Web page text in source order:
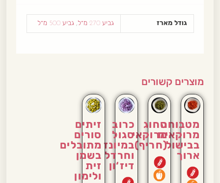
גודל מארז גביע 270 מ״ל , גביע 500 מ״ל
מוצרים קשורים
מטבוחה
מרוקאית
בבישול
ארוך
סחוג
מרוקאי
(חריף)
כרוב
סגול
במיונז
וחרדל
דיז‘ון
זיתים
סורים
מתובלים
בשמן
זית
ולימון